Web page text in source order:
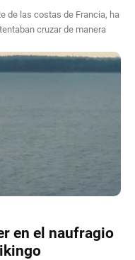
de las costas de Francia, ha
cruzar de manera
en el naufragio